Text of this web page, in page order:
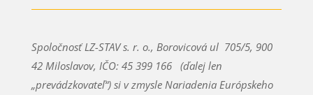
Spoločnosť LZ-STAV s. r. o., Borovicová ul 705/5, 900
42 Miloslavov, IČO: 45 399 166(ďalej len
„prevádzkovateľ“) si v zmysle Nariadenia Európskeho